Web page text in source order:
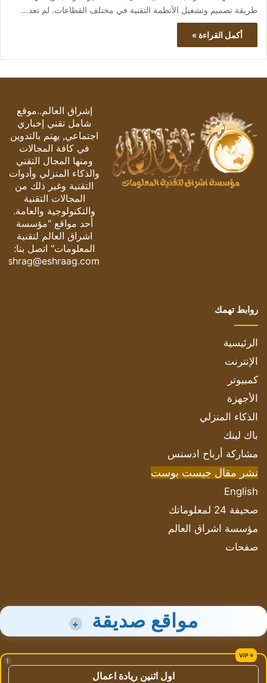
طريقة تصميم وتشغيل الأنظمة التقنية في مختلف القطاعات. لم تعد…
أكمل القراءة »
إشراق العالم..موقع
شامل تقني إخباري
اجتماعي, يهتم بالتدوين
في كافة المجالات
ومنها المجال التقني
والذكاء المنزلي وأدوات
التقنية وغير ذلك من
المجالات التقنية
والتكنولوجية والعامة.
أحد مواقع "مؤسسة
اشراق العالم لتقنية
المعلومات" اتصل بنا:
eshrag@eshraag.com
روابط تهمك
الرئيسية
الإنترنت
كمبيوتر
الأجهزة
الذكاء المنزلي
باك لينك
مشاركة أرباح ادسنس
نشر مقال جيست بوست
English
صحيفة 24 لمعلوماتك
مؤسسة اشراق العالم
صفحات
مواقع صديقة +
!
اول اثنين ريادة اعمال